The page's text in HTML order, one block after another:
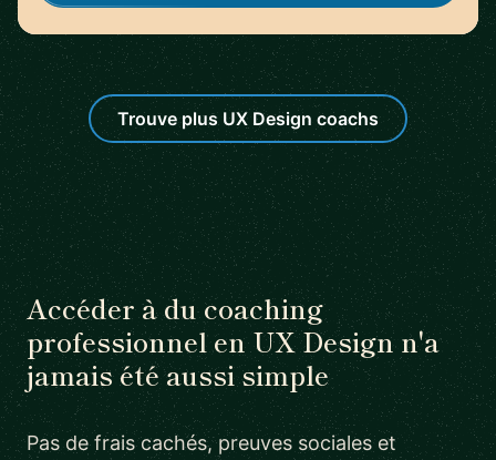
Trouve plus UX Design coachs
Accéder à du coaching
professionnel en UX Design n'a
jamais été aussi simple
Pas de frais cachés, preuves sociales et